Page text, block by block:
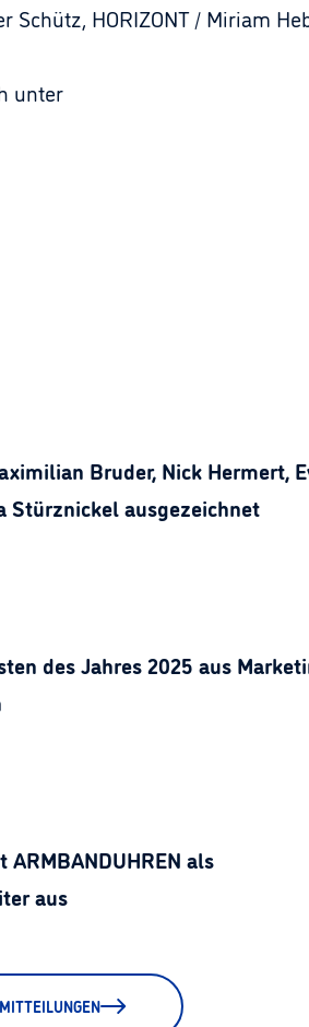
HORIZONT / Miriam
unter
Bruder, Nick Hermert,
Stürznickel ausgezeichnet
des Jahres 2025 aus
als
aus